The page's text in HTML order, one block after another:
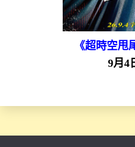
《超時空甩
9月4